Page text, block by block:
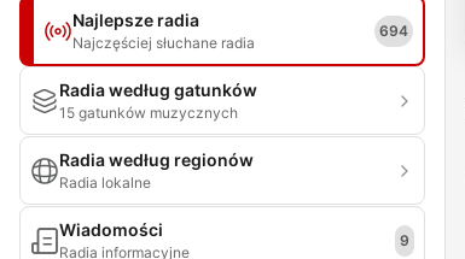
Najlepsze radia
Najczęściej słuchane radia
694
Radia według gatunków
15 gatunków muzycznych
Radia według regionów
Radia lokalne
Wiadomości
Radia informacyjne
9